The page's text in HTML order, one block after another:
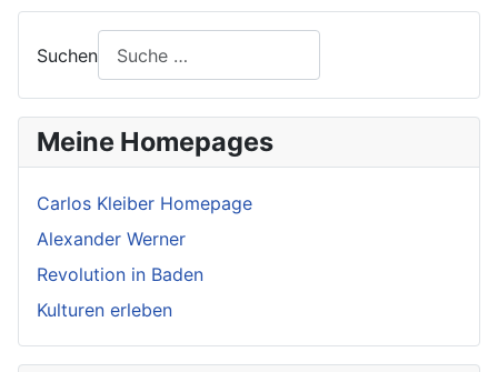
Suchen
Meine Homepages
Carlos Kleiber Homepage
Alexander Werner
Revolution in Baden
Kulturen erleben